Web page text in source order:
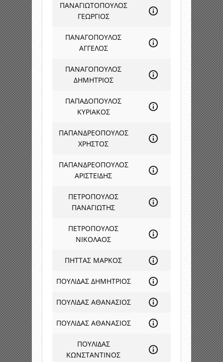
ΠΑΝΑΓΙΩΤΟΠΟΥΛΟΣ
ΓΕΩΡΓΙΟΣ
ΠΑΝΑΓΟΠΟΥΛΟΣ
ΑΓΓΕΛΟΣ
ΠΑΝΑΓΟΠΟΥΛΟΣ
ΔΗΜΗΤΡΙΟΣ
ΠΑΠΑΔΟΠΟΥΛΟΣ
ΚΥΡΙΑΚΟΣ
ΠΑΠΑΝΔΡΕΟΠΟΥΛΟΣ
ΧΡΗΣΤΟΣ
ΠΑΠΑΝΔΡΕΟΠΟΥΛΟΣ
ΑΡΙΣΤΕΙΔΗΣ
ΠΕΤΡΟΠΟΥΛΟΣ
ΠΑΝΑΓΙΩΤΗΣ
ΠΕΤΡΟΠΟΥΛΟΣ
ΝΙΚΟΛΑΟΣ
ΠΗΤΤΑΣ ΜΑΡΚΟΣ
ΠΟΥΛΙΔΑΣ ΔΗΜΗΤΡΙΟΣ
ΠΟΥΛΙΔΑΣ ΑΘΑΝΑΣΙΟΣ
ΠΟΥΛΙΔΑΣ ΑΘΑΝΑΣΙΟΣ
ΠΟΥΛΙΔΑΣ
ΚΩΝΣΤΑΝΤΙΝΟΣ